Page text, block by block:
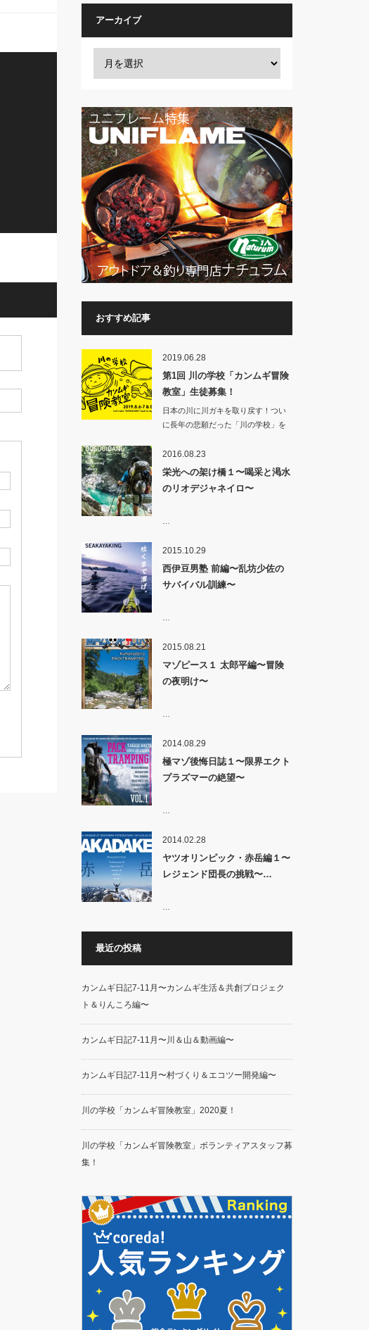
アーカイブ
おすすめ記事
2019.06.28
第1回 川の学校「カンムギ冒険
教室」生徒募集！
日本の川に川ガキを取り戻す！つい
に長年の悲願だった「川の学校」を
2016.08.23
栄光への架け橋１〜喝采と渇水
のリオデジャネイロ〜
2015.10.29
西伊豆男塾 前編〜乱坊少佐の
サバイバル訓練〜
2015.08.21
マゾピース１ 太郎平編〜冒険
の夜明け〜
2014.08.29
極マゾ後悔日誌１〜限界エクト
プラズマーの絶望〜
2014.02.28
ヤツオリンピック・赤岳編１〜
レジェンド団長の挑戦〜…
最近の投稿
カンムギ日記7-11月〜カンムギ生活＆共創プロジェク
ト＆りんころ編〜
カンムギ日記7-11月〜川＆山＆動画編〜
カンムギ日記7-11月〜村づくり＆エコツー開発編〜
川の学校「カンムギ冒険教室」2020夏！
川の学校「カンムギ冒険教室」ボランティアスタッフ募
集！